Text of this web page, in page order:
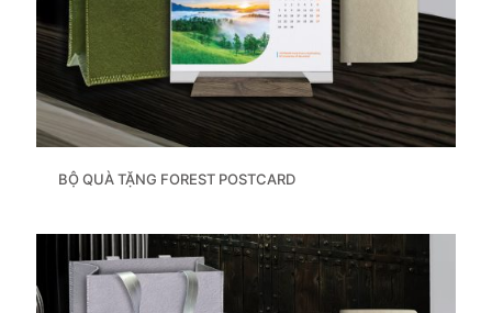
BỘ QUÀ TẶNG FOREST POSTCARD